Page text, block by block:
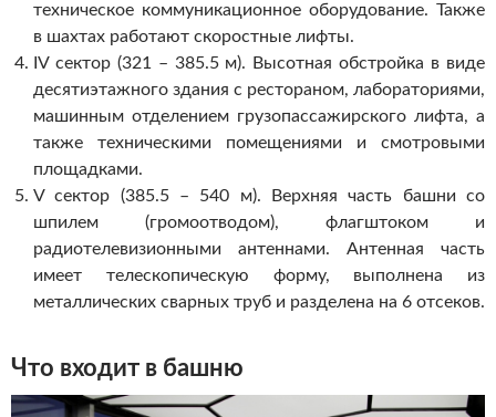
техническое коммуникационное оборудование. Также
в шахтах работают скоростные лифты.
IV сектор (321 – 385.5 м). Высотная обстройка в виде
десятиэтажного здания с рестораном, лабораториями,
машинным отделением грузопассажирского лифта, а
также техническими помещениями и смотровыми
площадками.
V сектор (385.5 – 540 м). Верхняя часть башни со
шпилем (громоотводом), флагштоком и
радиотелевизионными антеннами. Антенная часть
имеет телескопическую форму, выполнена из
металлических сварных труб и разделена на 6 отсеков.
Что входит в башню